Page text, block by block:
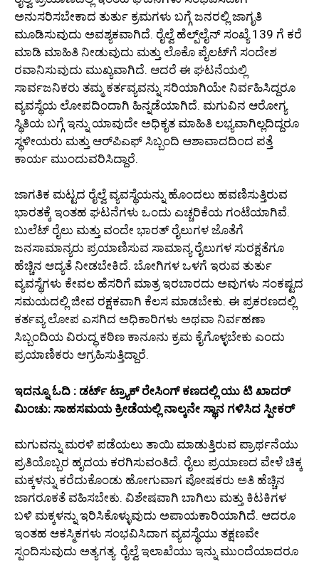
ಅನುಸರಿಸಬೇಕಾದ ತುರ್ತು ಕ್ರಮಗಳು ಬಗ್ಗೆ ಜನರಲ್ಲಿ ಜಾಗೃತಿ
ಮೂಡಿಸುವುದು ಅವಶ್ಯಕವಾಗಿದೆ. ರೈಲ್ವೆ ಹೆಲ್ಪ್‌ಲೈನ್ ಸಂಖ್ಯೆ 139 ಗೆ ಕರೆ
ಮಾಡಿ ಮಾಹಿತಿ ನೀಡುವುದು ಮತ್ತು ಲೊಕೊ ಪೈಲಟ್‌ಗೆ ಸಂದೇಶ
ರವಾನಿಸುವುದು ಮುಖ್ಯವಾಗಿದೆ. ಆದರೆ ಈ ಘಟನೆಯಲ್ಲಿ
ಸಾರ್ವಜನಿಕರು ತಮ್ಮ ಕರ್ತವ್ಯವನ್ನು ಸರಿಯಾಗಿಯೇ ನಿರ್ವಹಿಸಿದ್ದರೂ
ವ್ಯವಸ್ಥೆಯ ಲೋಪದಿಂದಾಗಿ ಹಿನ್ನಡೆಯಾಗಿದೆ. ಮಗುವಿನ ಆರೋಗ್ಯ
ಸ್ಥಿತಿಯ ಬಗ್ಗೆ ಇನ್ನು ಯಾವುದೇ ಅಧಿಕೃತ ಮಾಹಿತಿ ಲಭ್ಯವಾಗಿಲ್ಲದಿದ್ದರೂ
ಸ್ಥಳೀಯರು ಮತ್ತು ಆರ್‌ಪಿಎಫ್ ಸಿಬ್ಬಂದಿ ಆಶಾವಾದದಿಂದ ಪತ್ತೆ
ಕಾರ್ಯ ಮುಂದುವರಿಸಿದ್ದಾರೆ.
ಜಾಗತಿಕ ಮಟ್ಟದ ರೈಲ್ವೆ ವ್ಯವಸ್ಥೆಯನ್ನು ಹೊಂದಲು ಹವಣಿಸುತ್ತಿರುವ
ಭಾರತಕ್ಕೆ ಇಂತಹ ಘಟನೆಗಳು ಒಂದು ಎಚ್ಚರಿಕೆಯ ಗಂಟೆಯಾಗಿವೆ.
ಬುಲೆಟ್ ರೈಲು ಮತ್ತು ವಂದೇ ಭಾರತ್ ರೈಲುಗಳ ಜೊತೆಗೆ
ಜನಸಾಮಾನ್ಯರು ಪ್ರಯಾಣಿಸುವ ಸಾಮಾನ್ಯ ರೈಲುಗಳ ಸುರಕ್ಷತೆಗೂ
ಹೆಚ್ಚಿನ ಆದ್ಯತೆ ನೀಡಬೇಕಿದೆ. ಬೋಗಿಗಳ ಒಳಗೆ ಇರುವ ತುರ್ತು
ವ್ಯವಸ್ಥೆಗಳು ಕೇವಲ ಹೆಸರಿಗೆ ಮಾತ್ರ ಇರಬಾರದು ಅವುಗಳು ಸಂಕಷ್ಟದ
ಸಮಯದಲ್ಲಿ ಜೀವ ರಕ್ಷಕವಾಗಿ ಕೆಲಸ ಮಾಡಬೇಕು. ಈ ಪ್ರಕರಣದಲ್ಲಿ
ಕರ್ತವ್ಯ ಲೋಪ ಎಸಗಿದ ಅಧಿಕಾರಿಗಳು ಅಥವಾ ನಿರ್ವಹಣಾ
ಸಿಬ್ಬಂದಿಯ ವಿರುದ್ಧ ಕಠಿಣ ಕಾನೂನು ಕ್ರಮ ಕೈಗೊಳ್ಳಬೇಕು ಎಂದು
ಪ್ರಯಾಣಿಕರು ಆಗ್ರಹಿಸುತ್ತಿದ್ದಾರೆ.
ಇದನ್ನೂ ಓದಿ : ಡರ್ಟ್ ಟ್ರ್ಯಾಕ್ ರೇಸಿಂಗ್ ಕಣದಲ್ಲಿ ಯು ಟಿ ಖಾದರ್
ಮಿಂಚು: ಸಾಹಸಮಯ ಕ್ರೀಡೆಯಲ್ಲಿ ನಾಲ್ಕನೇ ಸ್ಥಾನ ಗಳಿಸಿದ ಸ್ಪೀಕರ್
ಮಗುವನ್ನು ಮರಳಿ ಪಡೆಯಲು ತಾಯಿ ಮಾಡುತ್ತಿರುವ ಪ್ರಾರ್ಥನೆಯು
ಪ್ರತಿಯೊಬ್ಬರ ಹೃದಯ ಕರಗಿಸುವಂತಿದೆ. ರೈಲು ಪ್ರಯಾಣದ ವೇಳೆ ಚಿಕ್ಕ
ಮಕ್ಕಳನ್ನು ಕರೆದುಕೊಂಡು ಹೋಗುವಾಗ ಪೋಷಕರು ಅತಿ ಹೆಚ್ಚಿನ
ಜಾಗರೂಕತೆ ವಹಿಸಬೇಕು. ವಿಶೇಷವಾಗಿ ಬಾಗಿಲು ಮತ್ತು ಕಿಟಕಿಗಳ
ಬಳಿ ಮಕ್ಕಳನ್ನು ಇರಿಸಿಕೊಳ್ಳುವುದು ಅಪಾಯಕಾರಿಯಾಗಿದೆ. ಆದರೂ
ಇಂತಹ ಆಕಸ್ಮಿಕಗಳು ಸಂಭವಿಸಿದಾಗ ವ್ಯವಸ್ಥೆಯು ತಕ್ಷಣವೇ
ಸ್ಪಂದಿಸುವುದು ಅತ್ಯಗತ್ಯ. ರೈಲ್ವೆ ಇಲಾಖೆಯು ಇನ್ನು ಮುಂದೆಯಾದರೂ